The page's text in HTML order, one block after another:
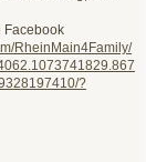
Facebook
RheinMain4Family/
?